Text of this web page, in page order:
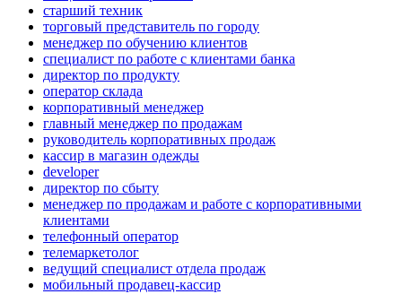
старший техник
торговый представитель по городу
менеджер по обучению клиентов
специалист по работе с клиентами банка
директор по продукту
оператор склада
корпоративный менеджер
главный менеджер по продажам
руководитель корпоративных продаж
кассир в магазин одежды
developer
директор по сбыту
менеджер по продажам и работе с корпоративными
клиентами
телефонный оператор
телемаркетолог
ведущий специалист отдела продаж
мобильный продавец-кассир